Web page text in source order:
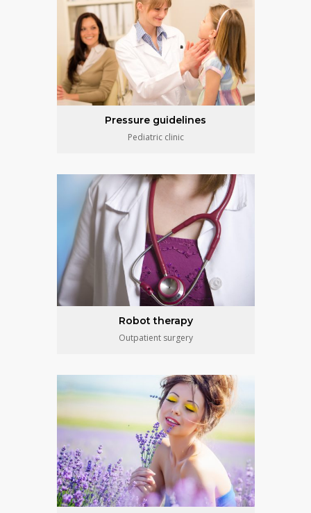
Pressure guidelines
Pediatric clinic
Robot therapy
Outpatient surgery